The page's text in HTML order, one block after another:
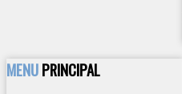
MENUPRINCIPAL